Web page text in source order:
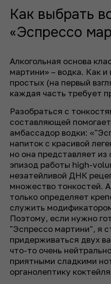
Как выбрать
«Эспрессо
Алкогольная основа
мартини» – водка. Как
простых (на первый
каждая часть требует
Разобраться с
составляющей
амбассадор водки:
напиток с красивой
но она представляет
эпизод работы high-
незатейливой ДНК
множество тонкостей.
только определяет
служить
Поэтому, если нужно
"Эспрессо мартини", я
придерживаться двух
что-то очень
приятными сладкими
органолептику